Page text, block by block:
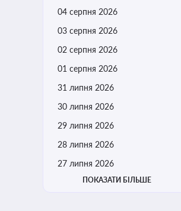
04 серпня 2026
03 серпня 2026
02 серпня 2026
01 серпня 2026
31 липня 2026
30 липня 2026
29 липня 2026
28 липня 2026
27 липня 2026
ПОКАЗАТИ БІЛЬШЕ